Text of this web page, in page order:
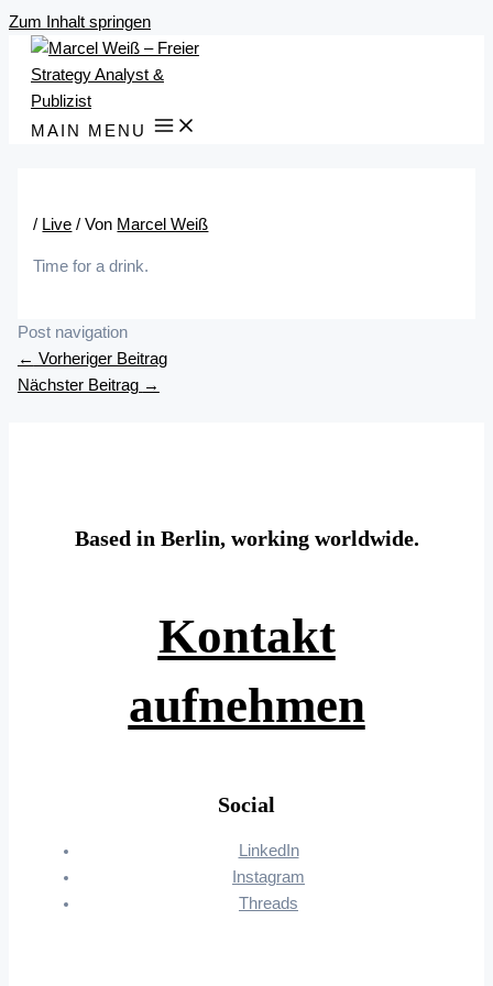
Zum Inhalt springen
MAIN MENU
/ Live / Von Marcel Weiß
Time for a drink.
Post navigation
← Vorheriger Beitrag
Nächster Beitrag →
Based in Berlin, working worldwide.
Kontakt
aufnehmen
Social
LinkedIn
Instagram
Threads